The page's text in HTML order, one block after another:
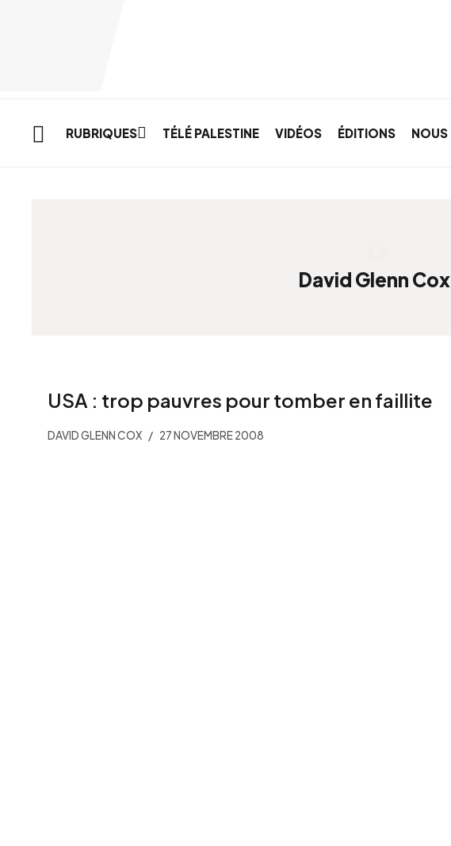
RUBRIQUES TÉLÉ PALESTINE VIDÉOS ÉDITIONS NOUS
David Glenn Cox
USA : trop pauvres pour tomber en faillite
DAVID GLENN COX 27 NOVEMBRE 2008